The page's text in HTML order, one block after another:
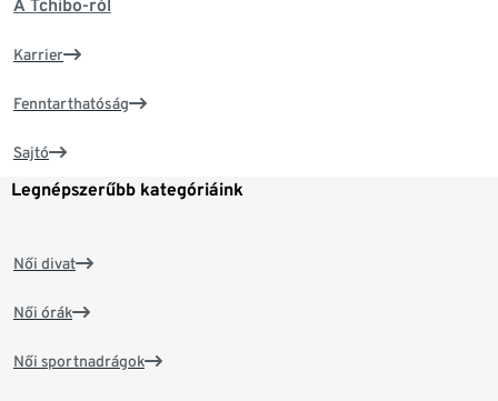
A Tchibo-ról
Karrier
Fenntarthatóság
Sajtó
Legnépszerűbb kategóriáink
Női divat
Női órák
Női sportnadrágok